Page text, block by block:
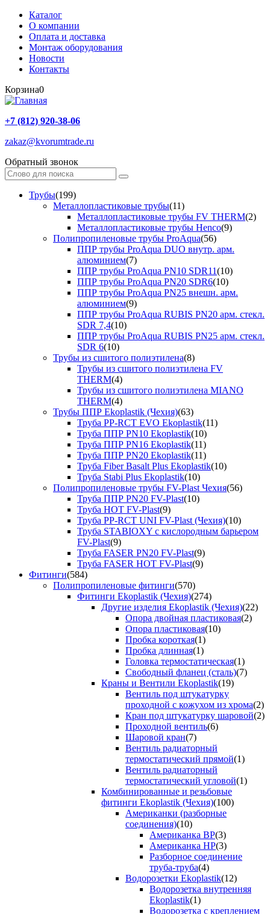
Каталог
О компании
Оплата и доставка
Монтаж оборудования
Новости
Контакты
Корзина0
+7 (812) 920-38-06
zakaz@kvorumtrade.ru
Обратный звонок
Трубы(199)
Металлопластиковые трубы(11)
Металлопластиковые трубы FV THERM(2)
Металлопластиковые трубы Henco(9)
Полипропиленовые трубы ProAqua(56)
ППР трубы ProAqua DUO внутр. арм.
алюминием(7)
ППР трубы ProAqua PN10 SDR11(10)
ППР трубы ProAqua PN20 SDR6(10)
ППР трубы ProAqua PN25 внешн. арм.
алюминием(9)
ППР трубы ProAqua RUBIS PN20 арм. стекл.
SDR 7,4(10)
ППР трубы ProAqua RUBIS PN25 арм. стекл.
SDR 6(10)
Трубы из сшитого полиэтилена(8)
Трубы из сшитого полиэтилена FV
THERM(4)
Трубы из сшитого полиэтилена MIANO
THERM(4)
Трубы ППР Ekoplastik (Чехия)(63)
Труба PP-RCT EVO Ekoplastik(11)
Труба ППР PN10 Ekoplastik(10)
Труба ППР PN16 Ekoplastik(11)
Труба ППР PN20 Ekoplastik(11)
Труба Fiber Basalt Plus Ekoplastik(10)
Труба Stabi Plus Ekoplastik(10)
Полипропиленовые трубы FV-Plast Чехия(56)
Труба ППР PN20 FV-Plast(10)
Труба HOT FV-Plast(9)
Труба PP-RCT UNI FV-Plast (Чехия)(10)
Труба STABIOXY с кислородным барьером
FV-Plast(9)
Труба FASER PN20 FV-Plast(9)
Труба FASER HOT FV-Plast(9)
Фитинги(584)
Полипропиленовые фитинги(570)
Фитинги Ekoplastik (Чехия)(274)
Другие изделия Ekoplastik (Чехия)(22)
Опора двойная пластиковая(2)
Опора пластиковая(10)
Пробка короткая(1)
Пробка длинная(1)
Головка термостатическая(1)
Свободный фланец (сталь)(7)
Краны и Вентили Ekoplastik(19)
Вентиль под штукатурку
проходной с кожухом из хрома(2)
Кран под штукатурку шаровой(2)
Проходной вентиль(6)
Шаровой кран(7)
Вентиль радиаторный
термостатический прямой(1)
Вентиль радиаторный
термостатический угловой(1)
Комбинированные и резьбовые
фитинги Ekoplastik (Чехия)(100)
Американки (разборные
соединения)(10)
Американка ВР(3)
Американка НР(3)
Разборное соединение
труба-труба(4)
Водорозетки Ekoplastik(12)
Водорозетка внутренняя
Ekoplastik(1)
Водорозетка с креплением